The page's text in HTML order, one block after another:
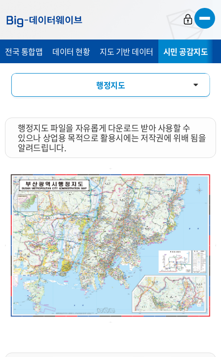
가
기
가
기
가
기
전국 통합맵 데이터 현황 지도 기반 데이터 시민 공감지도
행정지도
지도 활용 서비스
행정지도 파일을 자유롭게 다운로드 받아 사용할 수
있으나 상업용 목적으로 활용시에는 저작권에 위배 됨을
알려드립니다.